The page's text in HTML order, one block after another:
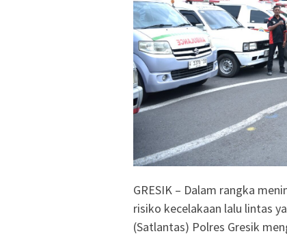
GRESIK – Dalam rangka
risiko kecelakaan lalu lintas
(Satlantas) Polres Gresik